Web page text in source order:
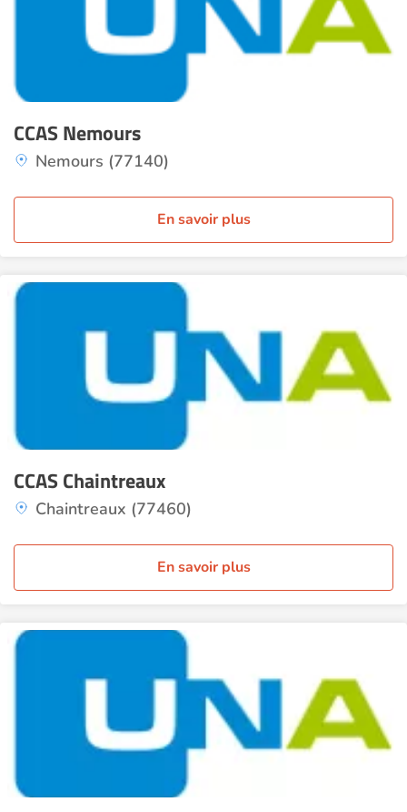
CCAS Nemours
Nemours (77140)
En savoir plus
CCAS Chaintreaux
Chaintreaux (77460)
En savoir plus